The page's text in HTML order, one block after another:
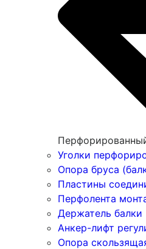
Уголки
Опора бруса
Пластины
Перфолента
Держатель балки
Анкер-лифт
Опора